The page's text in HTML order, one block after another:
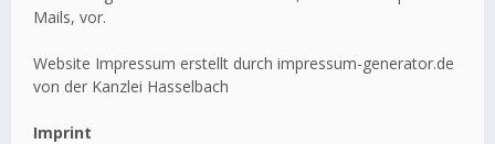
Mails, vor.
Website Impressum erstellt durch impressum-generator.de
von der Kanzlei Hasselbach
Imprint